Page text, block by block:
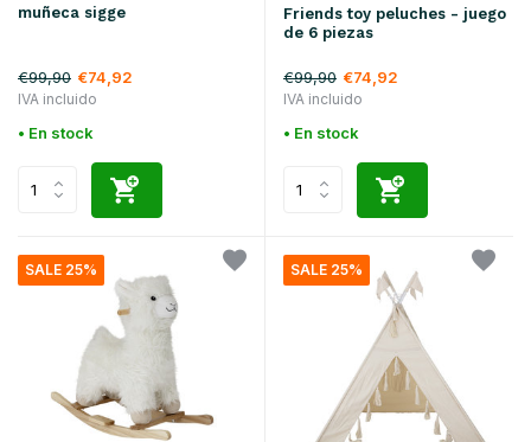
muñeca sigge
€99,90 €74,92
IVA incluido
• En stock
Friends toy peluches - juego
de 6 piezas
€99,90 €74,92
IVA incluido
• En stock
SALE 25% SALE 25%